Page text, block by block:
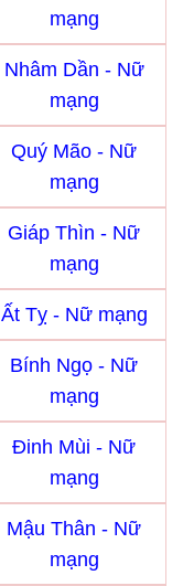
mạng
Nhâm Dần - Nữ
mạng
Quý Mão - Nữ
mạng
Giáp Thìn - Nữ
mạng
Ất Tỵ - Nữ mạng
Bính Ngọ - Nữ
mạng
Đinh Mùi - Nữ
mạng
Mậu Thân - Nữ
mạng